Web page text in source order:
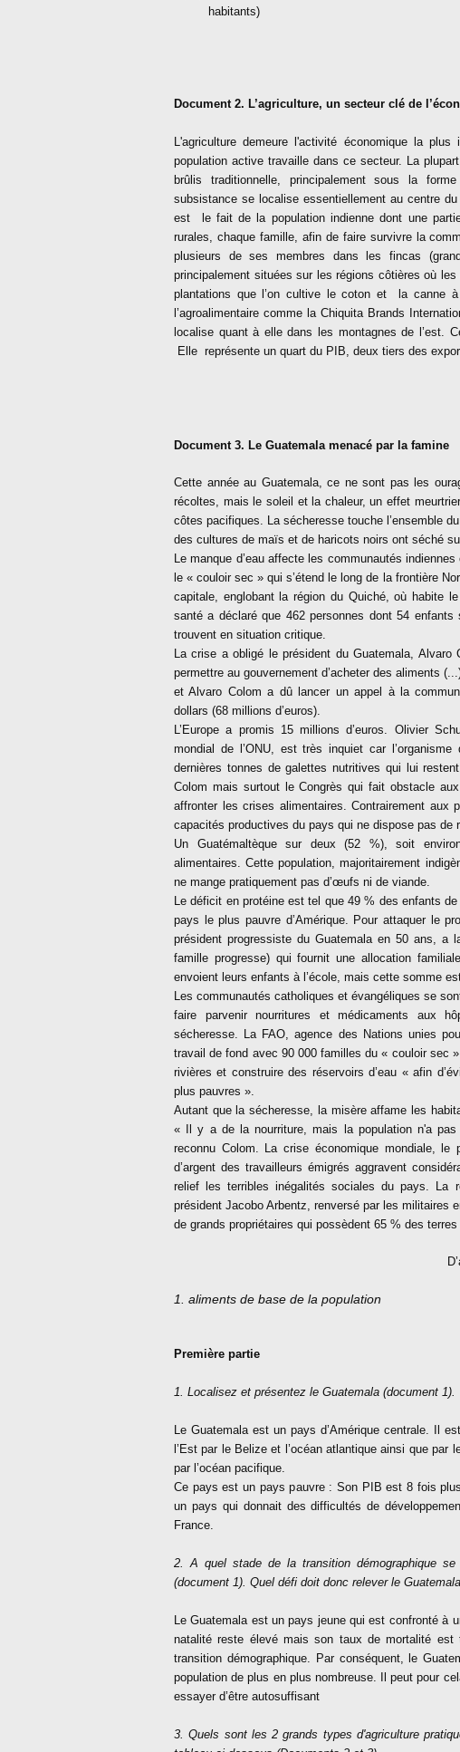
habitants)
Document 2. L’agriculture, un secteur clé de
L'agriculture demeure l'activité économique la
population active travaille dans ce secteur. La
brûlis traditionnelle, principalement sous la
subsistance se localise essentiellement au centre
est le fait de la population indienne dont une
rurales, chaque famille, afin de faire survivre la
plusieurs de ses membres dans les fincas
principalement situées sur les régions côtières où
plantations que l’on cultive le coton et la canne
l’agroalimentaire comme la Chiquita Brands
localise quant à elle dans les montagnes de l’est.
Elle représente un quart du PIB, deux tiers des
Document 3. Le Guatemala menacé par la famine
Cette année au Guatemala, ce ne sont pas les
récoltes, mais le soleil et la chaleur, un effet
côtes pacifiques. La sécheresse touche l’ensemble
des cultures de maïs et de haricots noirs ont séché
Le manque d’eau affecte les communautés
le « couloir sec » qui s’étend le long de la frontière
capitale, englobant la région du Quiché, où habite
santé a déclaré que 462 personnes dont 54
trouvent en situation critique.
La crise a obligé le président du Guatemala, Alvaro
permettre au gouvernement d’acheter des aliments
et Alvaro Colom a dû lancer un appel à la
dollars (68 millions d’euros).
L’Europe a promis 15 millions d’euros. Olivier
mondial de l’ONU, est très inquiet car
dernières tonnes de galettes nutritives qui lui
Colom mais surtout le Congrès qui fait obstacle
affronter les crises alimentaires. Contrairement aux
capacités productives du pays qui ne dispose pas de
Un Guatémaltèque sur deux (52 %), soit
alimentaires. Cette population, majoritairement
ne mange pratiquement pas d’œufs ni de viande.
Le déficit en protéine est tel que 49 % des enfants
pays le plus pauvre d’Amérique. Pour attaquer le
président progressiste du Guatemala en 50 ans, a
famille progresse) qui fournit une allocation
envoient leurs enfants à l’école, mais cette somme
Les communautés catholiques et évangéliques se
faire parvenir nourritures et médicaments aux
sécheresse. La FAO, agence des Nations unies
travail de fond avec 90 000 familles du « couloir sec
rivières et construire des réservoirs d’eau « afin
plus pauvres ».
Autant que la sécheresse, la misère affame les
« Il y a de la nourriture, mais la population n'a
reconnu Colom. La crise économique mondiale,
d’argent des travailleurs émigrés aggravent
relief les terribles inégalités sociales du pays. La
président Jacobo Arbentz, renversé par les militaires
de grands propriétaires qui possèdent 65 % des
1. aliments de base de la population
Première partie
1. Localisez et présentez le Guatemala (document 1).
Le Guatemala est un pays d’Amérique centrale. Il
l’Est par le Belize et l’océan atlantique ainsi que
par l’océan pacifique.
Ce pays est un pays pauvre : Son PIB est 8 fois
un pays qui donnait des difficultés de
France.
2. A quel stade de la transition démographique
(document 1). Quel défi doit donc relever le
Le Guatemala est un pays jeune qui est confronté à
natalité reste élevé mais son taux de mortalité
transition démographique. Par conséquent, le
population de plus en plus nombreuse. Il peut pour
essayer d’être autosuffisant
3. Quels sont les 2 grands types d'agriculture